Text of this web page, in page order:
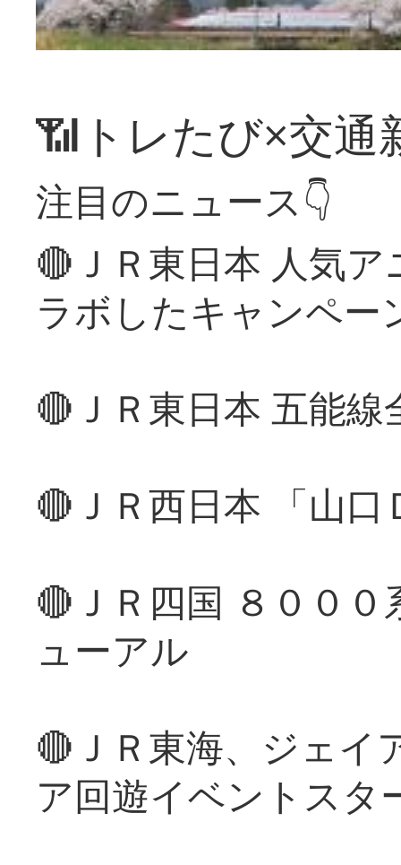
📶トレたび×交通
注目のニュース👇
🔴ＪＲ東日本 人気
ラボしたキャンペー
🔴ＪＲ東日本 五能
🔴ＪＲ西日本 「山
🔴ＪＲ四国 ８００
ューアル
🔴ＪＲ東海、ジェイ
ア回遊イベントスタ